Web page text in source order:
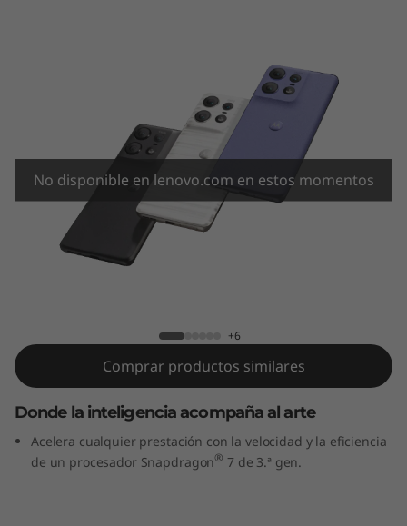
p
No disponible en lenovo.com en estos momentos
+6
Comprar productos similares
Donde la inteligencia acompaña al arte
Acelera cualquier prestación con la velocidad y la eficiencia
de un procesador Snapdragon® 7 de 3.ª gen.